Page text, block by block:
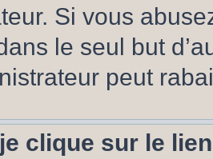
Si vous
le seul but
peut
clique sur le